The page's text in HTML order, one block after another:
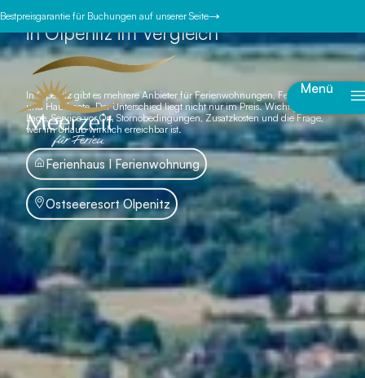
Bestpreisgarantie für Buchungen auf unserer Seite
Menü
in Olpenitz im Vergleich
In Olpenitz gibt es mehrere Anbieter für Ferienwohnungen, Ferienhäuser
und Hausboote. Der Unterschied liegt nicht nur im Preis. Wichtig sind
Lage, Service vor Ort, Stornobedingungen, Zusatzkosten und die Frage,
wer im Urlaub wirklich erreichbar ist.
Ferienhaus I Ferienwohnung
Ostseeresort Olpenitz